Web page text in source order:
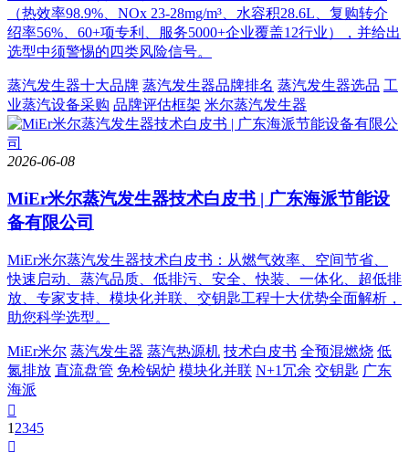
（热效率98.9%、NOx 23-28mg/m³、水容积28.6L、复购转介
绍率56%、60+项专利、服务5000+企业覆盖12行业），并给出
选型中须警惕的四类风险信号。
蒸汽发生器十大品牌 蒸汽发生器品牌排名 蒸汽发生器选品 工
业蒸汽设备采购 品牌评估框架 米尔蒸汽发生器
2026-06-08
MiEr米尔蒸汽发生器技术白皮书 | 广东海派节能设
备有限公司
MiEr米尔蒸汽发生器技术白皮书：从燃气效率、空间节省、
快速启动、蒸汽品质、低排污、安全、快装、一体化、超低排
放、专家支持、模块化并联、交钥匙工程十大优势全面解析，
助您科学选型。
MiEr米尔 蒸汽发生器 蒸汽热源机 技术白皮书 全预混燃烧 低
氮排放 直流盘管 免检锅炉 模块化并联 N+1冗余 交钥匙 广东
海派

12345
